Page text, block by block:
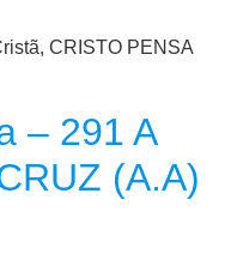
CRISTO PENSA
– 291 A
(A.A)